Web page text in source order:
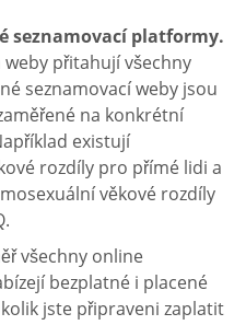
seznamovací platformy.
přitahují všechny
seznamovací weby jsou
na konkrétní
existují
rozdíly pro přímé lidi a
věkové rozdíly
všechny online
bezplatné i placené
jste připraveni zaplatit